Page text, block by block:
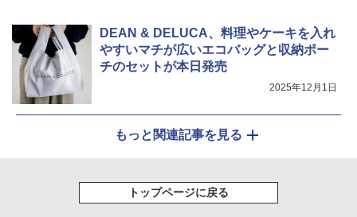
DEAN & DELUCA、料理やケーキを入れ
やすいマチが広いエコバッグと収納ポー
チのセットが本日発売
2025年12月1日
もっと関連記事を見る
トップページに戻る